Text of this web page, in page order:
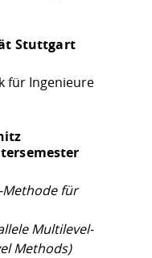
Stuttgart
für Ingenieure
Methode für
Multilevel-
Methods)